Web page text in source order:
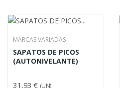
MARCAS VARIADAS
SAPATOS DE PICOS
(AUTONIVELANTE)
31,93 € (UN)